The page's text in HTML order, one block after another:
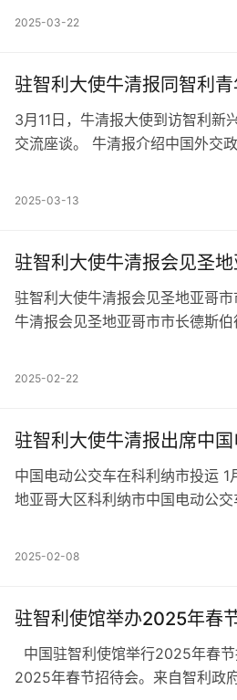
2025-03-22
驻智利大使牛清报同智利
3月11日，牛清报大使到访智利新
交流座谈。 牛清报介绍中国外交
2025-03-13
驻智利大使牛清报会见圣
驻智利大使牛清报会见圣地亚哥
牛清报会见圣地亚哥市市长德斯
2025-02-22
驻智利大使牛清报出席中
中国电动公交车在科利纳市投运
地亚哥大区科利纳市中国电动公
2025-02-08
驻智利使馆举办2025年春
中国驻智利使馆举行2025年春
2025年春节招待会。来自智利政